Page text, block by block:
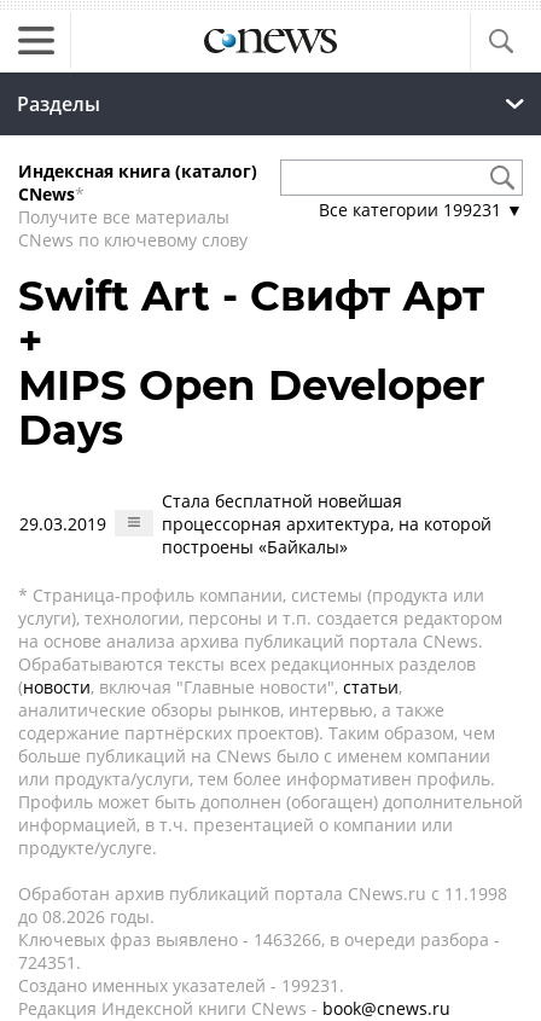
Разделы
Индексная книга (каталог)
CNews*
Получите все материалы
CNews по ключевому слову
Все категории 199231 ▼
Swift Art - Свифт Арт
+
MIPS Open Developer
Days
29.03.2019
Стала бесплатной новейшая
процессорная архитектура, на которой
построены «Байкалы»
* Страница-профиль компании, системы (продукта или
услуги), технологии, персоны и т.п. создается редактором
на основе анализа архива публикаций портала CNews.
Обрабатываются тексты всех редакционных разделов
(новости, включая "Главные новости", статьи,
аналитические обзоры рынков, интервью, а также
содержание партнёрских проектов). Таким образом, чем
больше публикаций на CNews было с именем компании
или продукта/услуги, тем более информативен профиль.
Профиль может быть дополнен (обогащен) дополнительной
информацией, в т.ч. презентацией о компании или
продукте/услуге.
Обработан архив публикаций портала CNews.ru c 11.1998
до 08.2026 годы.
Ключевых фраз выявлено - 1463266, в очереди разбора -
724351.
Создано именных указателей - 199231.
Редакция Индексной книги CNews - book@cnews.ru